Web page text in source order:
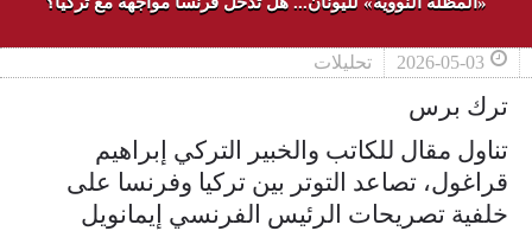
2026-05-03 تحليلات
ترك برس
تناول مقال للكاتب والخبير التركي إبراهيم
قراغول، تصاعد التوتر بين تركيا وفرنسا على
خلفية تصريحات الرئيس الفرنسي إيمانويل